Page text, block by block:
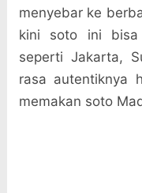
menyebar ke
kini soto ini bisa
seperti Jakarta,
rasa autentiknya
memakan soto